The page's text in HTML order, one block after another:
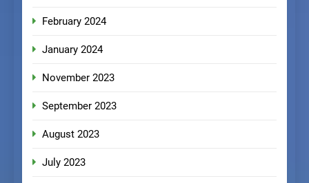
February 2024
January 2024
November 2023
September 2023
August 2023
July 2023